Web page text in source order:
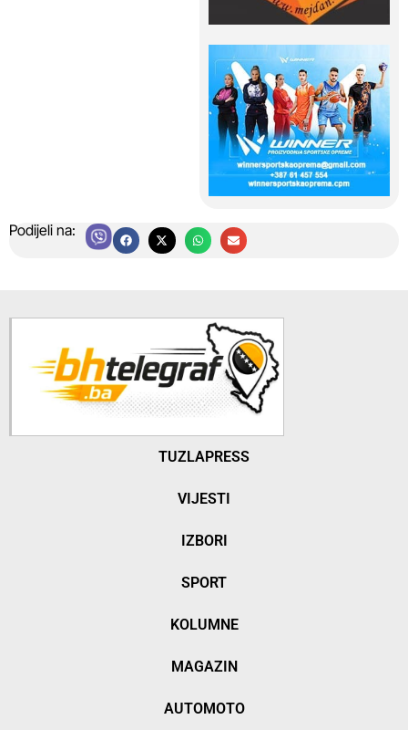
Podijeli na:
TUZLAPRESS
VIJESTI
IZBORI
SPORT
KOLUMNE
MAGAZIN
AUTOMOTO